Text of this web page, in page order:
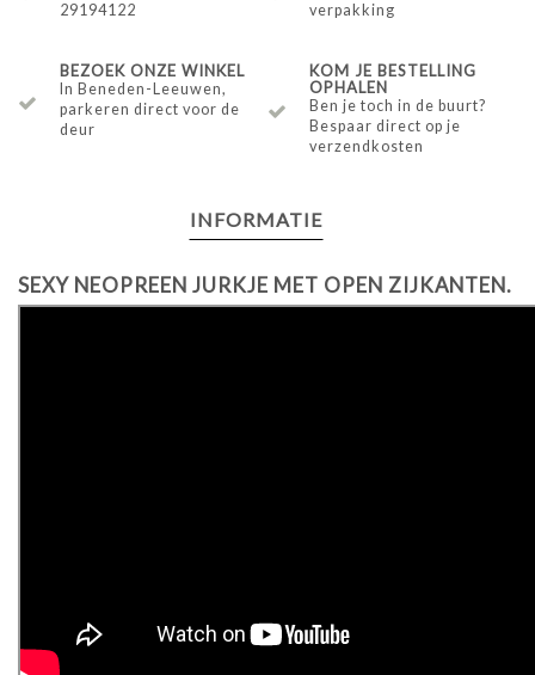
29194122
verpakking
BEZOEK ONZE WINKEL
In Beneden-Leeuwen,
parkeren direct voor de
deur
KOM JE BESTELLING
OPHALEN
Ben je toch in de buurt?
Bespaar direct op je
verzendkosten
INFORMATIE
SEXY NEOPREEN JURKJE MET OPEN ZIJKANTEN.